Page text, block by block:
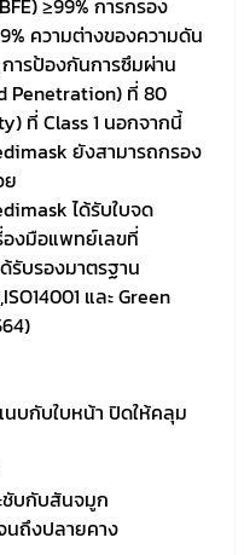
≥99% การกรอง
ความต่างของความดัน
ารป้องกันการซึมผ่าน
Penetration) ที่ 80
ที่ Class 1 นอกจากนี้
ยังสามารถกรอง
ย
ได้รับใบจด
องมือแพทย์เลขที่
รับรองมาตรฐาน
และ Green
นบกับใบหน้า ปิดให้คลุม
ชับกับสันจมูก
นถึงปลายคาง